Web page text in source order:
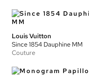
Louis Vuitton
Since 1854 Dauphine MM
Couture